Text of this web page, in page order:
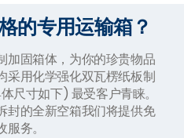
的专用运输箱？
加固箱体，为你的珍贵物品
采用化学强化双瓦楞纸板制
尺寸如下) 最受客户青睐。
封的全新空箱我们将提供免
服务。